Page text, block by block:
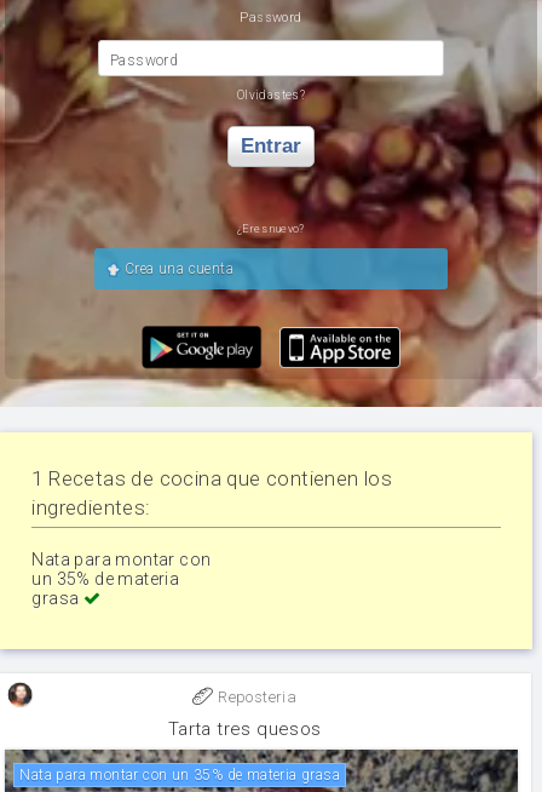
Password
Password
Olvidastes?
Entrar
¿Eres nuevo?
Crea una cuenta
1 Recetas de cocina que contienen los
ingredientes:
Nata para montar con
un 35% de materia
grasa
Reposteria
Tarta tres quesos
Nata para montar con un 35% de materia grasa